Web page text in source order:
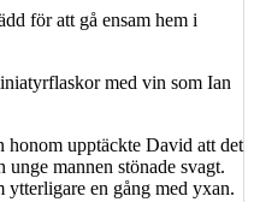
för att gå ensam hem i
med vin som Ian
honom upptäckte David att det
mannen stönade svagt.
en gång med yxan.